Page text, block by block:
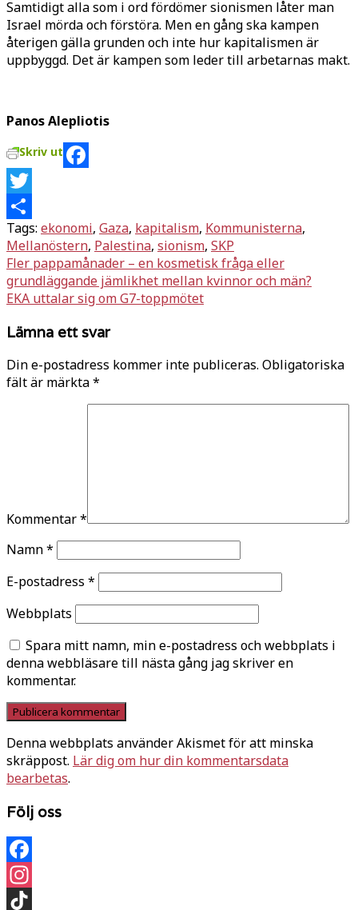
Samtidigt alla som i ord fördömer sionismen låter man
Israel mörda och förstöra. Men en gång ska kampen
återigen gälla grunden och inte hur kapitalismen är
uppbyggd. Det är kampen som leder till arbetarnas makt.
Panos Alepliotis
Skriv ut
Facebook
Twitter
Dela
Tags: ekonomi, Gaza, kapitalism, Kommunisterna,
Mellanöstern, Palestina, sionism, SKP
Inläggsnavigering
Fler pappamånader – en kosmetisk fråga eller
grundläggande jämlikhet mellan kvinnor och män?
EKA uttalar sig om G7-toppmötet
Lämna ett svar
Din e-postadress kommer inte publiceras. Obligatoriska
fält är märkta*
Kommentar*
Namn*
E-postadress *
Webbplats
Spara mitt namn, min e-postadress och webbplats i
denna webbläsare till nästa gång jag skriver en
kommentar.
Denna webbplats använder Akismet för att minska
skräppost. Lär dig om hur din kommentarsdata
bearbetas.
Följ oss
Facebook
Instagram